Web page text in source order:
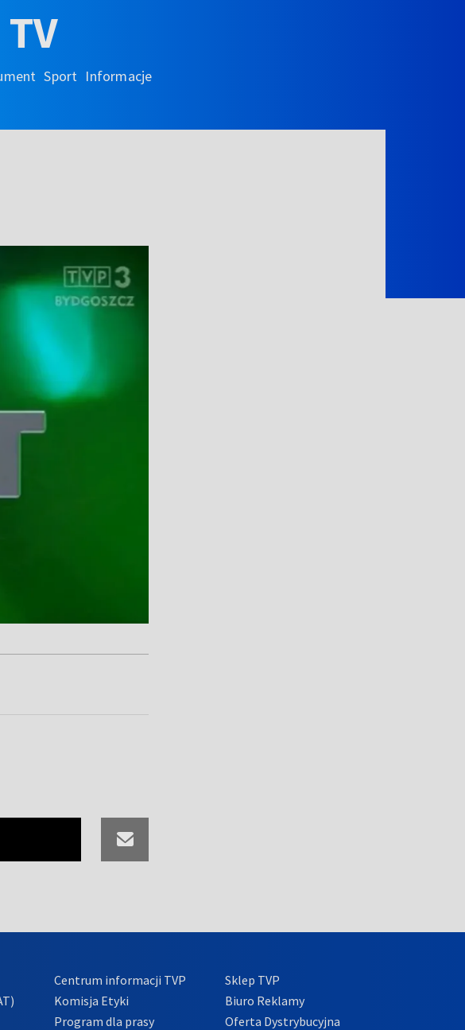
Sport Informacje
Centrum informacji TVP
Komisja Etyki
Program dla prasy
Sklep TVP
Biuro Reklamy
Oferta Dystrybucyjna